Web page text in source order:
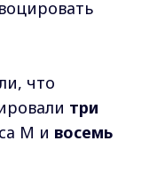
что
три
М и восемь